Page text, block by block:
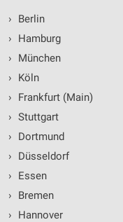
›
Berlin
›
Hamburg
›
München
›
Köln
›
Frankfurt (Main)
› Stuttgart
›
Dortmund
›
Düsseldorf
›
Essen
›
Bremen
›
Hannover
Verwendung
Inhalten
IAB-Besonderheiten:
Verwendung genauer
Geräte anhand von
Informationen
Performance